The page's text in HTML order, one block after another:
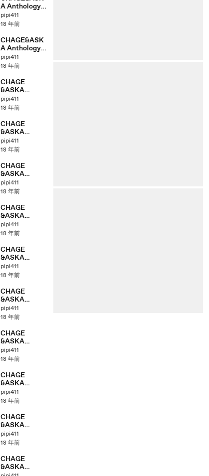
A Anthology
「2003＞2004」
part8_2
pipi411
18 年前
CHAGE&ASK
A Anthology
「2003＞2004」
part8_1
pipi411
18 年前
CHAGE
&ASKA
Anthology
「2002＞2003」
pipi411
18 年前
CHAGE
&ASKA
Anthology
「2002＞2003」
pipi411
18 年前
CHAGE
&ASKA
Anthology
「2001＞2002」
pipi411
18 年前
CHAGE
&ASKA
Anthology
「2001＞2002」
pipi411
18 年前
CHAGE
&ASKA
Anthology
「2001＞2002」
pipi411
18 年前
CHAGE
&ASKA
Anthology
「1999＞2000」
pipi411
18 年前
CHAGE
&ASKA
Anthology
「1999＞2000」
pipi411
18 年前
CHAGE
&ASKA
Anthology
「1999＞2000」
pipi411
18 年前
CHAGE
&ASKA
Anthology
「1999＞2000」
pipi411
18 年前
CHAGE
&ASKA